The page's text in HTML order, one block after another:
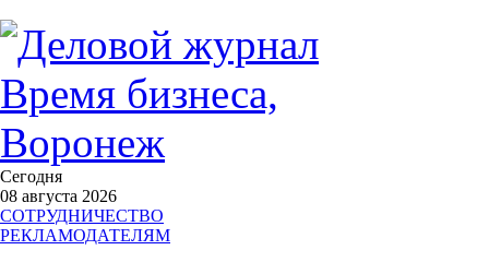
Сегодня
08 августа 2026
СОТРУДНИЧЕСТВО
РЕКЛАМОДАТЕЛЯМ